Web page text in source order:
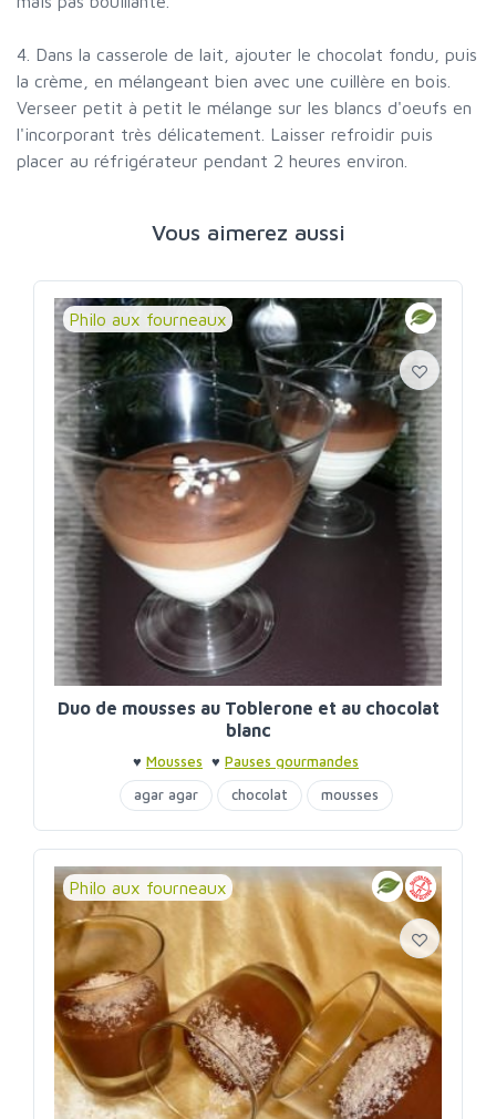
4. Dans la casserole de lait, ajouter le chocolat fondu, puis
la crème, en mélangeant bien avec une cuillère en bois.
Verseer petit à petit le mélange sur les blancs d'oeufs en
l'incorporant très délicatement. Laisser refroidir puis
placer au réfrigérateur pendant 2 heures environ.
Vous aimerez aussi
Philo aux fourneaux
Duo de mousses au Toblerone et au chocolat
blanc
♥ Mousses ♥ Pauses gourmandes
agar agar
chocolat mousses
Philo aux fourneaux